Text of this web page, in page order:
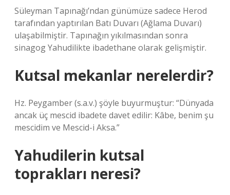
Süleyman Tapınağı’ndan günümüze sadece Herod
tarafından yaptırılan Batı Duvarı (Ağlama Duvarı)
ulaşabilmiştir. Tapınağın yıkılmasından sonra
sinagog Yahudilikte ibadethane olarak gelişmiştir.
Kutsal mekanlar nerelerdir?
Hz. Peygamber (s.a.v.) şöyle buyurmuştur: “Dünyada
ancak üç mescid ibadete davet edilir: Kâbe, benim şu
mescidim ve Mescid-i Aksa.”
Yahudilerin kutsal
toprakları neresi?